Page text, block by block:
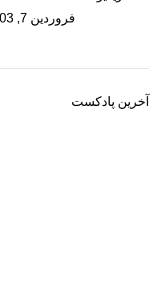
فروردین 7, 1403
آخرین پادکست